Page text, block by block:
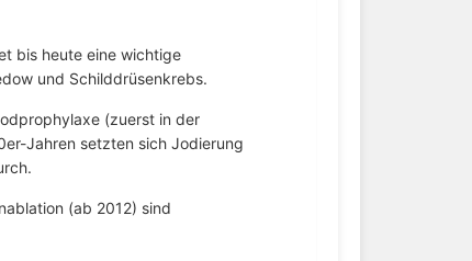
bis heute eine wichtige
und Schilddrüsenkrebs.
(zuerst in der
Jahren setzten sich Jodierung
(ab 2012) sind